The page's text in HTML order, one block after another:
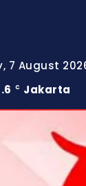
7 August
C Jakarta